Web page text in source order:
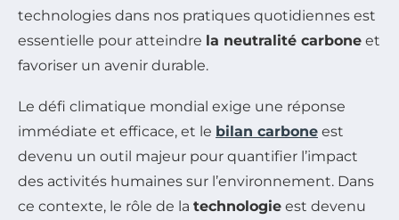
technologies dans nos pratiques quotidiennes est
essentielle pour atteindre la neutralité carbone et
favoriser un avenir durable.
Le défi climatique mondial exige une réponse
immédiate et efficace, et le bilan carbone est
devenu un outil majeur pour quantifier l’impact
des activités humaines sur l’environnement. Dans
ce contexte, le rôle de la technologie est devenu